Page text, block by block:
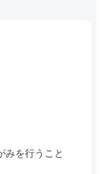
みを行うこと